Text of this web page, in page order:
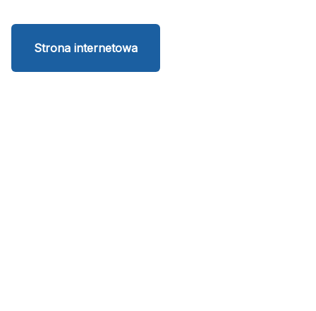
Strona internetowa